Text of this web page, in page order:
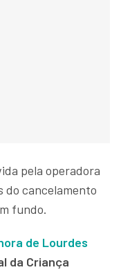
pela operadora
do cancelamento
fundo.
de Lourdes
da Criança